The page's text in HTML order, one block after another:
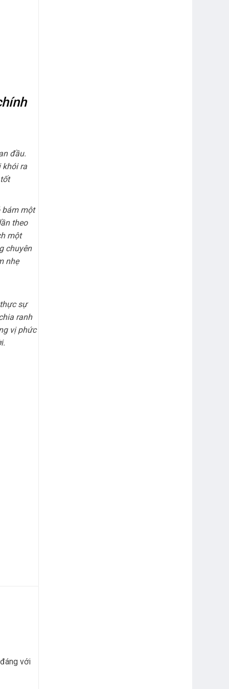
đầu.
khói ra
một
theo
một
chuyên
nhẹ
sự
ranh
vị phức
với